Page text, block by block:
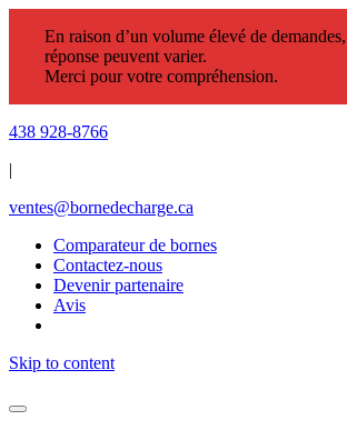
En raison d’un volume élevé de
réponse peuvent varier.
Merci pour votre compréhension.
438 928-8766
|
ventes@bornedecharge.ca
Comparateur de bornes
Contactez-nous
Devenir partenaire
Avis
Skip to content